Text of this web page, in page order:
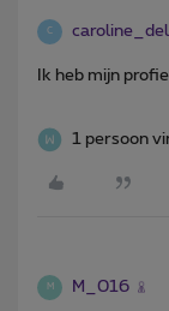
C
Ik heb mijn
1 persoon
M M_016